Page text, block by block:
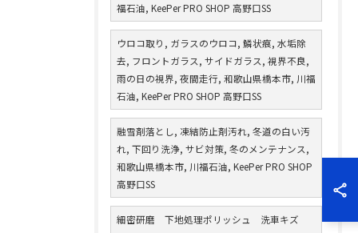
福石油, KeePer PRO SHOP 高野口SS
ウロコ取り, ガラスのウロコ, 鱗状痕, 水垢除
去, フロントガラス, サイドガラス, 視界不良,
雨の日の視界, 夜間走行, 和歌山県橋本市, 川福
石油, KeePer PRO SHOP 高野口SS
融雪剤落とし, 凍結防止剤汚れ, 冬道の白い汚
れ, 下回り洗浄, サビ対策, 冬のメンテナンス,
和歌山県橋本市, 川福石油, KeePer PRO SHOP
高野口SS
細密研磨 下地処理ポリッシュ 洗車キズ